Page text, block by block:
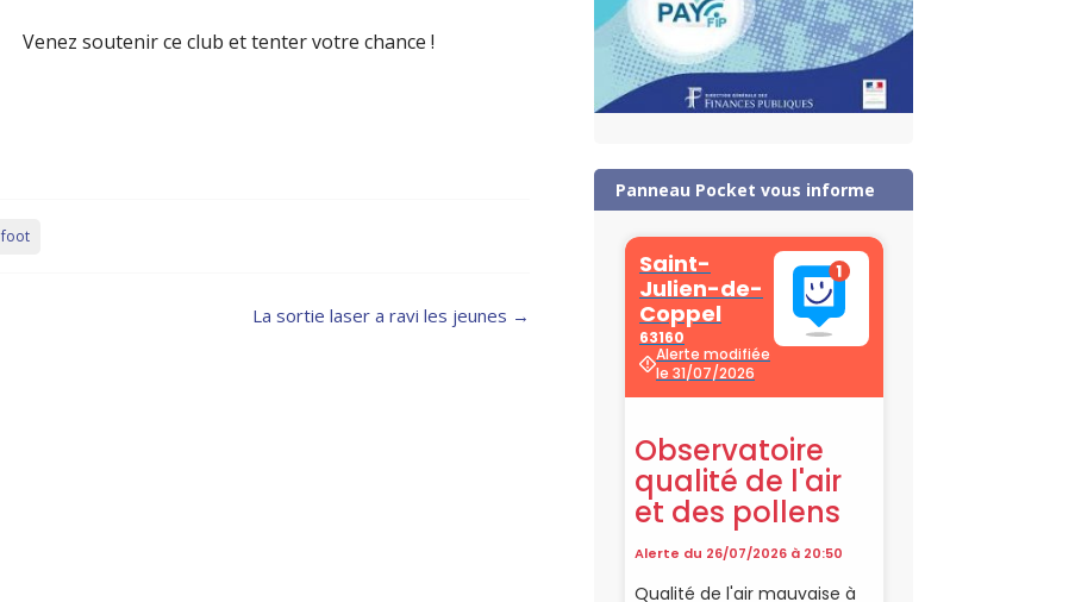
Venez soutenir ce club et tenter votre chance !
foot
La sortie laser a ravi les jeunes →
Panneau Pocket vous informe